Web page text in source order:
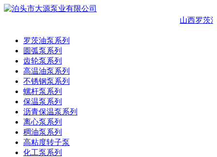
山西罗茨
罗茨油泵系列
圆弧泵系列
齿轮泵系列
高温油泵系列
不锈钢泵系列
螺杆泵系列
保温泵系列
沥青保温泵系列
离心泵系列
稠油泵系列
高粘度转子泵
化工泵系列